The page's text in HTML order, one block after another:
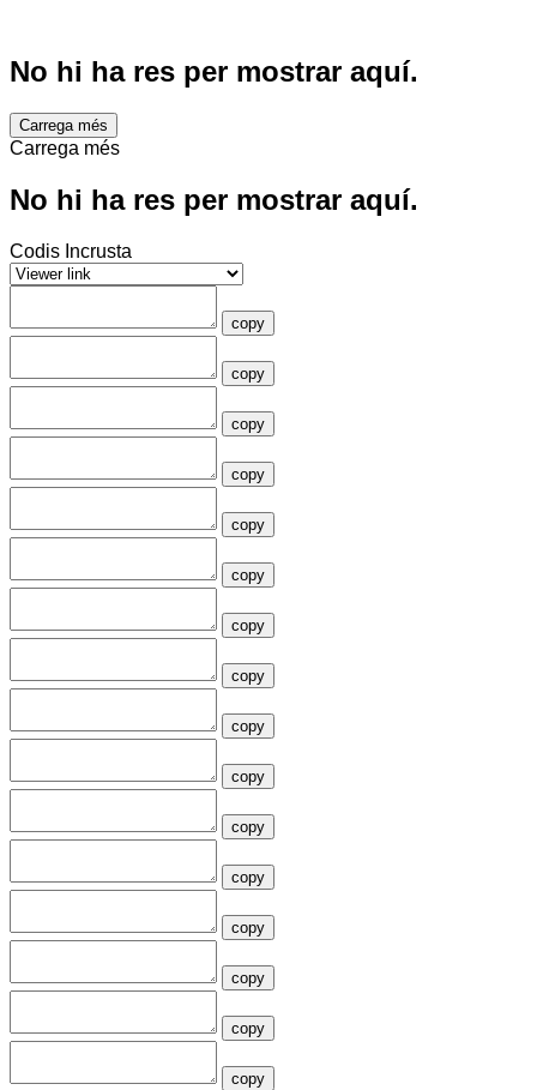
No hi ha res per mostrar aquí.
Carrega més
Carrega més
No hi ha res per mostrar aquí.
Codis Incrusta
copy
copy
copy
copy
copy
copy
copy
copy
copy
copy
copy
copy
copy
copy
copy
copy